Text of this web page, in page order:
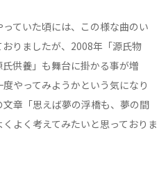
ていた頃には、この様な曲のい
りましたが、2008年「源氏物
供養」も舞台に掛かる事が増
やってみようかという気になり
章「思えば夢の浮橋も、夢の間
よく考えてみたいと思っておりま